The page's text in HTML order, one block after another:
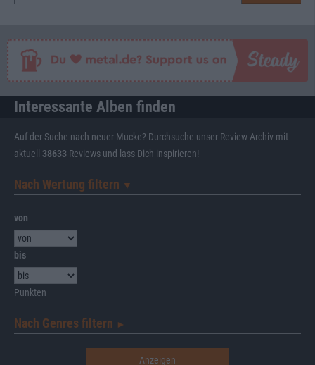
Interessante Alben finden
Auf der Suche nach neuer Mucke? Durchsuche unser Review-Archiv mit
aktuell 38633 Reviews und lass Dich inspirieren!
Nach Wertung filtern ▼︎
von
bis
Punkten
Nach Genres filtern ►︎